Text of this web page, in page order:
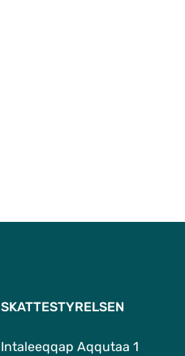
SKATTESTYRELSEN
Intaleeqqap Aqqutaa 1